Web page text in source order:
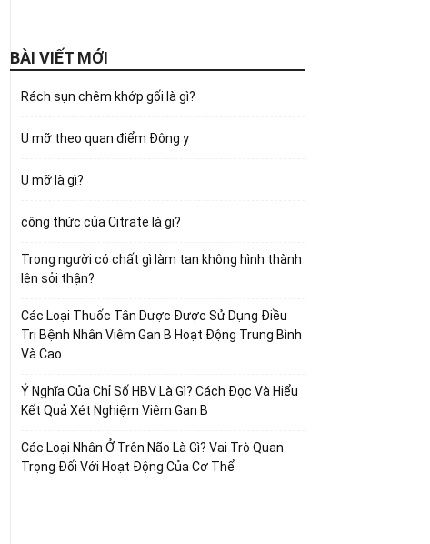
BÀI VIẾT MỚI
Rách sụn chêm khớp gối là gì?
U mỡ theo quan điểm Đông y
U mỡ là gì?
công thức của Citrate là gi?
Trong người có chất gì làm tan không hình thành
lên sỏi thận?
Các Loại Thuốc Tân Dược Được Sử Dụng Điều
Trị Bệnh Nhân Viêm Gan B Hoạt Động Trung Bình
Và Cao
Ý Nghĩa Của Chỉ Số HBV Là Gì? Cách Đọc Và Hiểu
Kết Quả Xét Nghiệm Viêm Gan B
Các Loại Nhân Ở Trên Não Là Gì? Vai Trò Quan
Trọng Đối Với Hoạt Động Của Cơ Thể